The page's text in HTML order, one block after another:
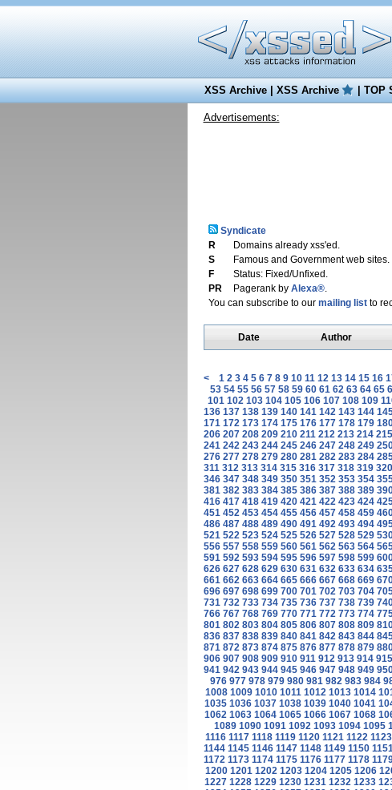
XSS Archive|XSS Archive |TOP
Advertisements:
Syndicate
R
Domains already xss'ed.
S
Famous and Government web sites.
F
Status: Fixed/Unfixed.
PR
Pagerank by Alexa®.
You can subscribe to our mailing listto
Date Author
< 1 2 3 4 5 6 7 8 9 10 11 12 13 14 15 16
53 54 55 56 57 58 59 60 61 62 63 64 65
101 102 103 104 105 106 107 108 109
136 137 138 139 140 141 142 143 144
171 172 173 174 175 176 177 178 179
206 207 208 209 210 211 212 213 214 215
241 242 243 244 245 246 247 248 249
276 277 278 279 280 281 282 283 284
311 312 313 314 315 316 317 318 319 320
346 347 348 349 350 351 352 353 354
381 382 383 384 385 386 387 388 389
416 417 418 419 420 421 422 423 424
451 452 453 454 455 456 457 458 459
486 487 488 489 490 491 492 493 494
521 522 523 524 525 526 527 528 529
556 557 558 559 560 561 562 563 564
591 592 593 594 595 596 597 598 599
626 627 628 629 630 631 632 633 634
661 662 663 664 665 666 667 668 669
696 697 698 699 700 701 702 703 704
731 732 733 734 735 736 737 738 739
766 767 768 769 770 771 772 773 774
801 802 803 804 805 806 807 808 809
836 837 838 839 840 841 842 843 844
871 872 873 874 875 876 877 878 879
906 907 908 909 910 911 912 913 914 915
941 942 943 944 945 946 947 948 949
976 977 978 979 980 981 982 983 984
1008 1009 1010 1011 1012 1013 1014
1035 1036 1037 1038 1039 1040 1041
1062 1063 1064 1065 1066 1067 1068
1089 1090 1091 1092 1093 1094 1095
1116 1117 1118 1119 1120 1121 1122 1123
1144 1145 1146 1147 1148 1149 1150
1172 1173 1174 1175 1176 1177 1178
1200 1201 1202 1203 1204 1205 1206
1227 1228 1229 1230 1231 1232 1233